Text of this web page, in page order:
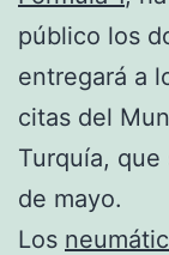
público los
entregará a
citas del
Turquía,
de mayo.
Los